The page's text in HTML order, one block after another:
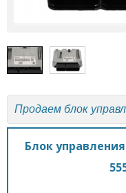
Продаем блок
Блок